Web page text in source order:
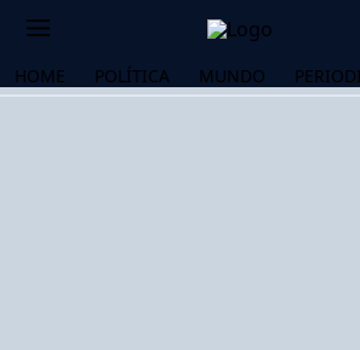
HOME POLÍTICA MUNDO